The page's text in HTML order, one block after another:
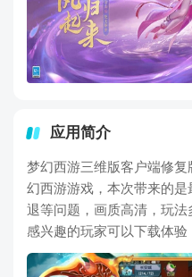
应用简介
梦幻西游三维版客户端修
幻西游游戏，本次带来的
退等问题，画质高清，玩法
感兴趣的玩家可以下载体验